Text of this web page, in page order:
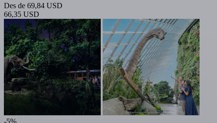
Des de 69,84 USD
66,35 USD
-5%